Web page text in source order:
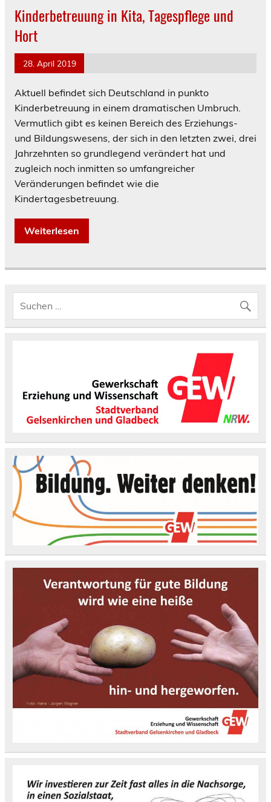
Kinderbetreuung in Kita, Tagespflege und
Hort
28. April 2019
Aktuell befindet sich Deutschland in punkto
Kinderbetreuung in einem dramatischen Umbruch.
Vermutlich gibt es keinen Bereich des Erziehungs-
und Bildungswesens, der sich in den letzten zwei, drei
Jahrzehnten so grundlegend verändert hat und
zugleich noch inmitten so umfangreicher
Veränderungen befindet wie die
Kindertagesbetreuung.
Weiterlesen